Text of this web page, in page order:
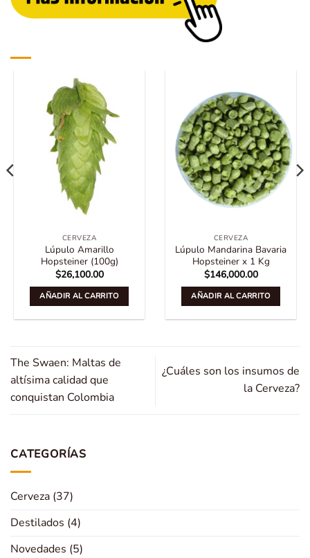
CERVEZA
Lúpulo Amarillo
Hopsteiner (100g)
$26,100.00
AÑADIR AL CARRITO
CERVEZA
Lúpulo Mandarina Bavaria
Hopsteiner x 1 Kg
$146,000.00
AÑADIR AL CARRITO
The Swaen: Maltas de
altísima calidad que
conquistan Colombia
¿Cuáles son los insumos de
la Cerveza?
CATEGORÍAS
Cerveza (37)
Destilados (4)
Novedades (5)